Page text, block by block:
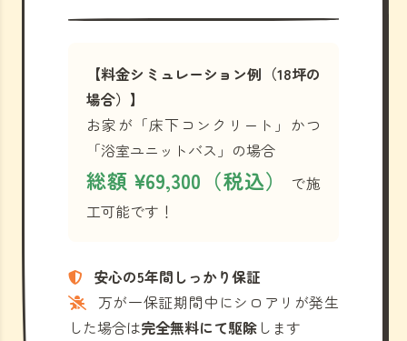
【料金シミュレーション例（18坪の
場合）】
お家が「床下コンクリート」かつ
「浴室ユニットバス」の場合
総額 ¥69,300（税込）
で施
工可能です！
安心の5年間しっかり保証
万が一保証期間中にシロアリが発生
した場合は完全無料にて駆除 します